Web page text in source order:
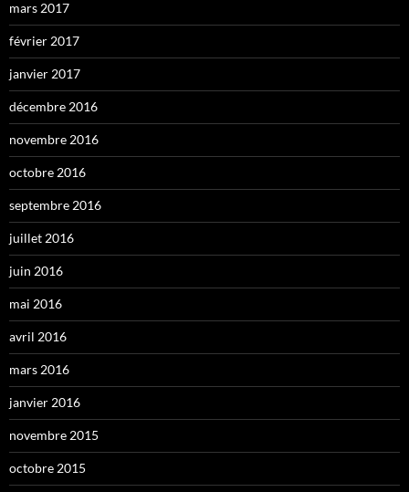
mars 2017
février 2017
janvier 2017
décembre 2016
novembre 2016
octobre 2016
septembre 2016
juillet 2016
juin 2016
mai 2016
avril 2016
mars 2016
janvier 2016
novembre 2015
octobre 2015